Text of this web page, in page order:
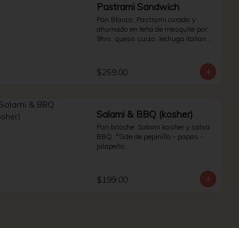
Pastrami Sandwich
Pan Blanco, Pastrami curado y
ahumado en leña de mesquite por
9hrs, queso suizo, lechuga italiana
$259.00
Salami & BBQ (kosher)
Pan brioche, Salami kosher y salsa
BBQ. *Side de pepinillo - papas -
jalapeño.
$199.00